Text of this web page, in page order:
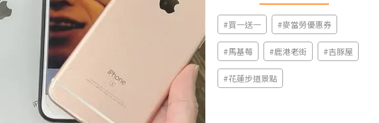
#買一送一 #麥當勞優惠券
#馬基莓 #鹿港老街 #吉豚屋
#花蓮步道景點